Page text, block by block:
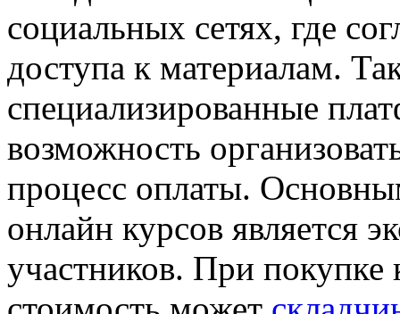
социальных сетях, где
доступа к материалам.
специализированные
возможность
процесс оплаты.
онлайн курсов является
участников. При покупке